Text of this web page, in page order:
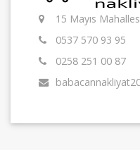
15 Mayıs
0537 570 93 95
0258 251 00 87